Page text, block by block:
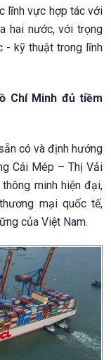
lĩnh vực hợp tác với
hai nước, với trọng
- kỹ thuật trong lĩnh
Chí Minh đủ tiềm
có và định hướng
Cái Mép – Thị Vải
minh hiện đại,
mại quốc tế,
của Việt Nam.